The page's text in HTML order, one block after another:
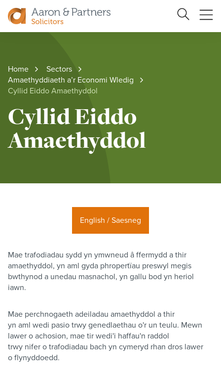
Search
Site
Home
Sectors
Amaethyddiaeth a’r Economi Wledig
Cyllid Eiddo Amaethyddol
Cyllid Eiddo
Amaethyddol
English / Saesneg
Mae trafodiadau sydd yn ymwneud â ffermydd a thir
amaethyddol, yn aml gyda phropertïau preswyl megis
bwthynod a unedau masnachol, yn gallu bod yn heriol
iawn.
Mae perchnogaeth adeiladau amaethyddol a thir
yn aml wedi pasio trwy genedlaethau o'r un teulu. Mewn
lawer o achosion, mae tir wedi'i haffau'n raddol
trwy nifer o trafodiadau bach yn cymeryd rhan dros lawer
o flynyddoedd.